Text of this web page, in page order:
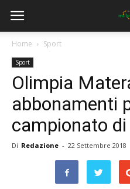
Home Sport
Sport
Olimpia
abbonamenti
campionato di
Di Redazione - 22 Settembre 2018